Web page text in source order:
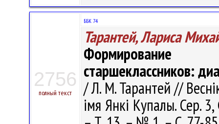
2756
полный текст
ББК 74
Тарантей, Лариса
Формирование
старшеклассников:
/ Л. М. Тарантей //
імя Янкі Купалы. Сер. 3,